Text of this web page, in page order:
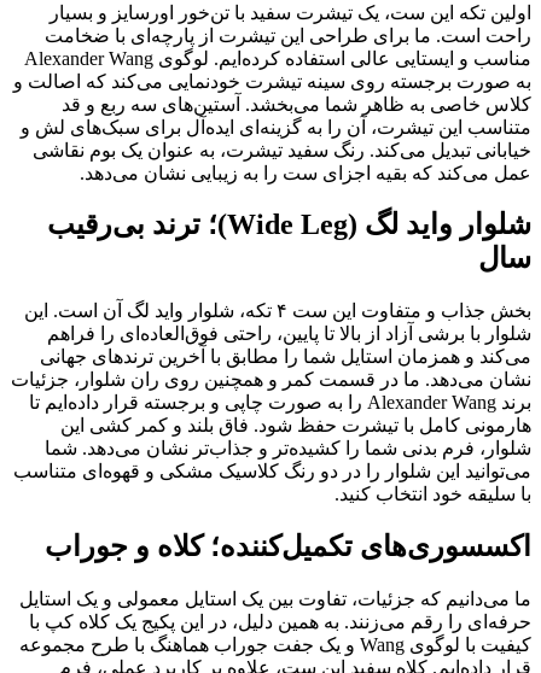
اولین تکه این ست، یک تیشرت سفید با تن‌خور اورسایز و بسیار
راحت است. ما برای طراحی این تیشرت از پارچه‌ای با ضخامت
مناسب و ایستایی عالی استفاده کرده‌ایم. لوگوی Alexander Wang
به صورت برجسته روی سینه تیشرت خودنمایی می‌کند که اصالت و
کلاس خاصی به ظاهر شما می‌بخشد. آستین‌های سه ربع و قد
متناسب این تیشرت، آن را به گزینه‌ای ایده‌آل برای سبک‌های لش و
خیابانی تبدیل می‌کند. رنگ سفید تیشرت، به عنوان یک بوم نقاشی
عمل می‌کند که بقیه اجزای ست را به زیبایی نشان می‌دهد.
شلوار واید لگ (Wide Leg)؛ ترند بی‌رقیب
سال
بخش جذاب و متفاوت این ست ۴ تکه، شلوار واید لگ آن است. این
شلوار با برشی آزاد از بالا تا پایین، راحتی فوق‌العاده‌ای را فراهم
می‌کند و همزمان استایل شما را مطابق با آخرین ترندهای جهانی
نشان می‌دهد. ما در قسمت کمر و همچنین روی ران شلوار، جزئیات
برند Alexander Wang را به صورت چاپی و برجسته قرار داده‌ایم تا
هارمونی کامل با تیشرت حفظ شود. فاق بلند و کمر کشی این
شلوار، فرم بدنی شما را کشیده‌تر و جذاب‌تر نشان می‌دهد. شما
می‌توانید این شلوار را در دو رنگ کلاسیک مشکی و قهوه‌ای متناسب
با سلیقه خود انتخاب کنید.
اکسسوری‌های تکمیل‌کننده؛ کلاه و جوراب
ما می‌دانیم که جزئیات، تفاوت بین یک استایل معمولی و یک استایل
حرفه‌ای را رقم می‌زنند. به همین دلیل، در این پکیج یک کلاه کپ با
کیفیت با لوگوی Wang و یک جفت جوراب هماهنگ با طرح مجموعه
قرار داده‌ایم. کلاه سفید این ست، علاوه بر کاربرد عملی، فرم